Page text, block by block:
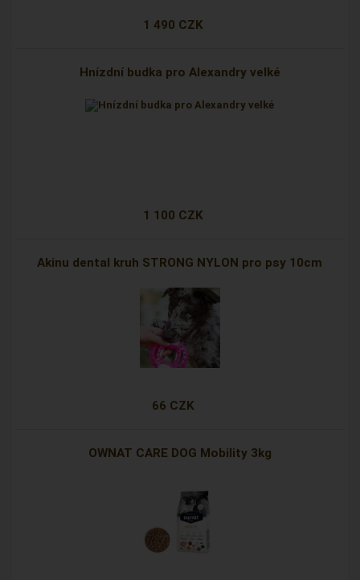
1 490 CZK
Hnízdní budka pro Alexandry velké
1 100 CZK
Akinu dental kruh STRONG NYLON pro psy 10cm
66 CZK
OWNAT CARE DOG Mobility 3kg